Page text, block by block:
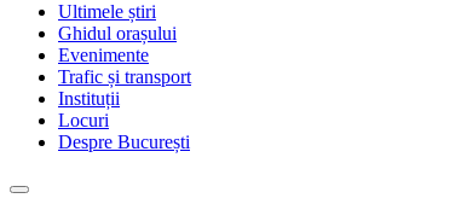
Ultimele știri
Ghidul orașului
Evenimente
Trafic și transport
Instituții
Locuri
Despre București